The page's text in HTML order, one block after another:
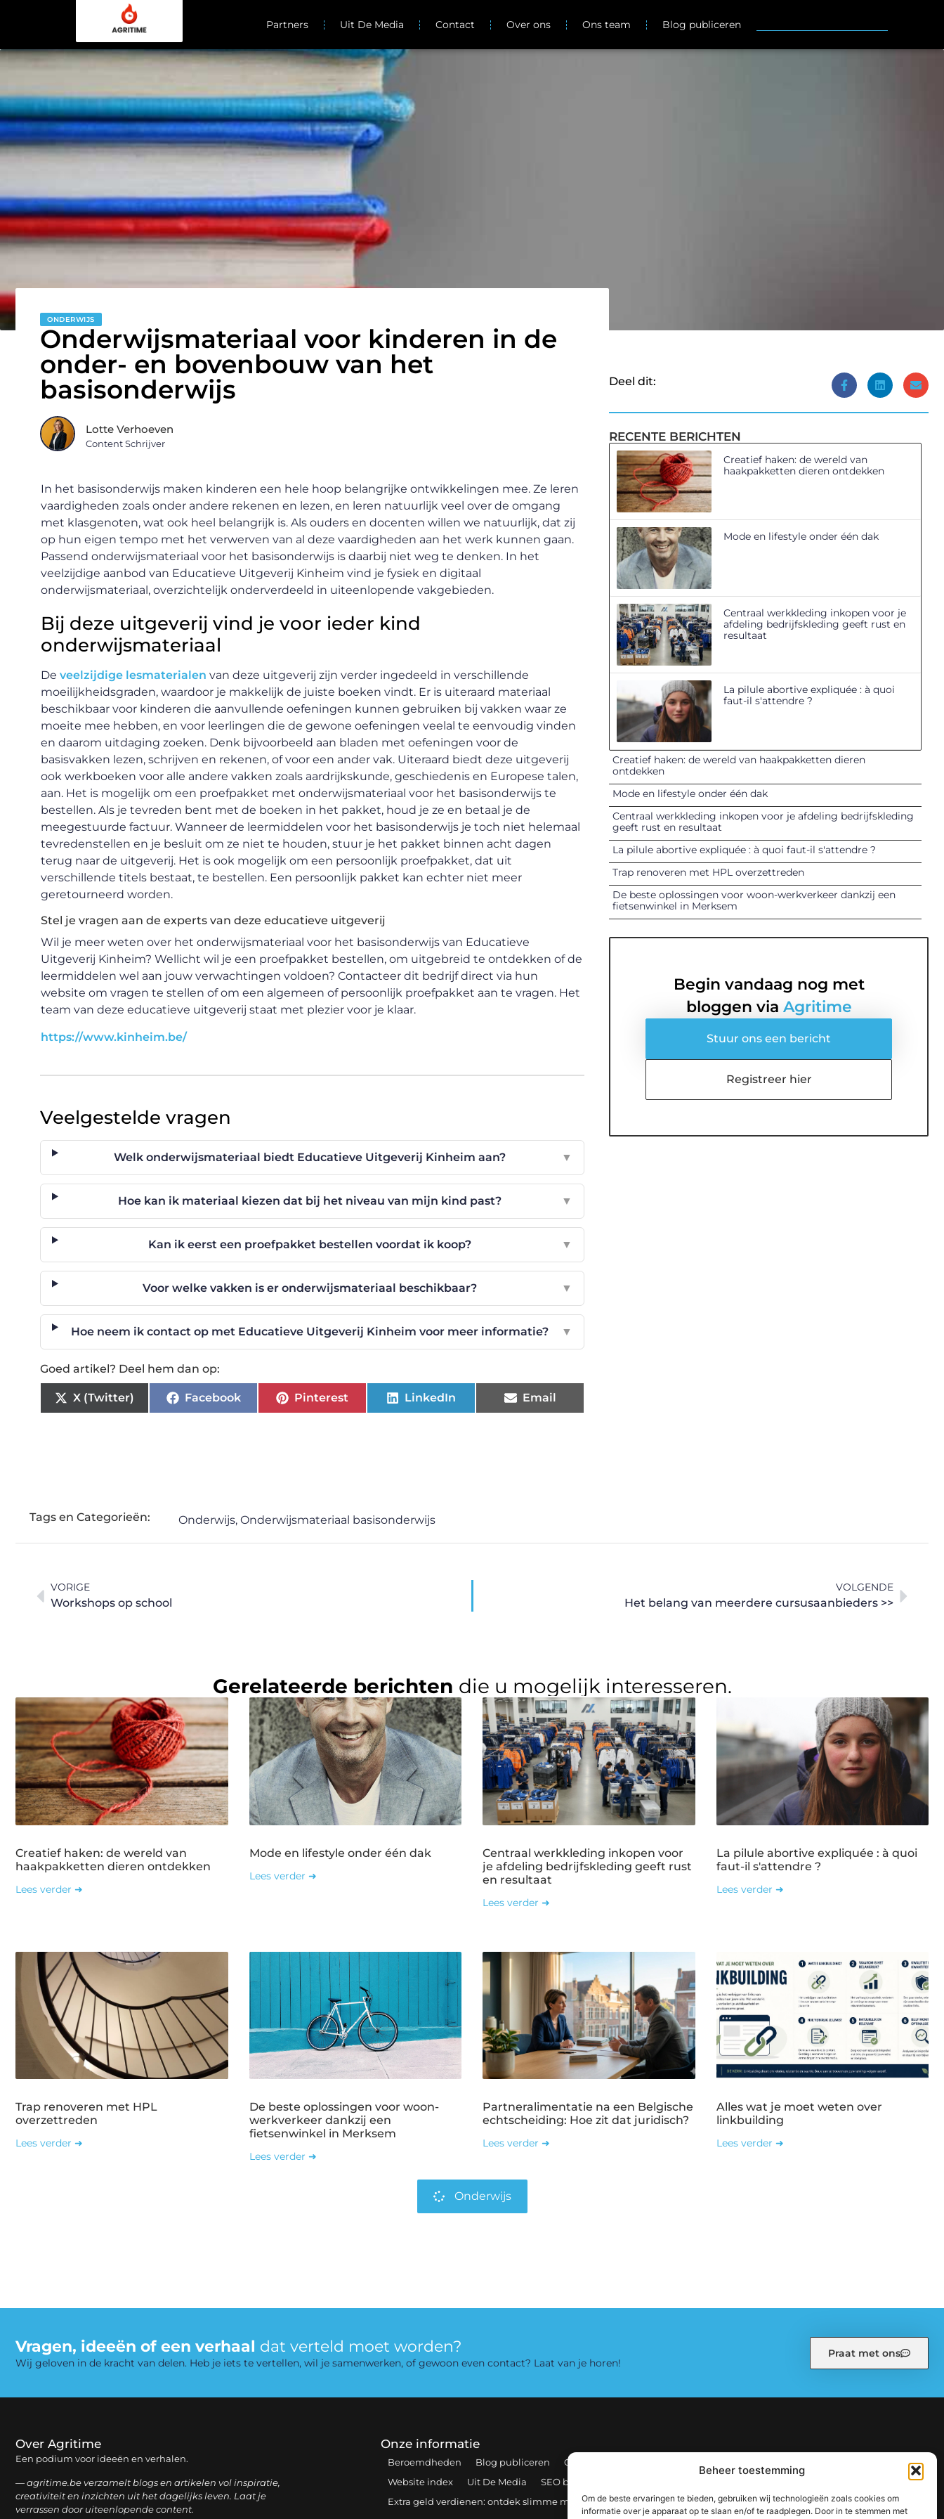
Beheer toestemming
Om de beste ervaringen te bieden, gebruiken wij technologieën zoals cookies om
informatie over je apparaat op te slaan en/of te raadplegen. Door in te stemmen met
Partners Uit De Media Contact Over ons Ons team Blog publiceren
ONDERWIJS
Onderwijsmateriaal voor kinderen in de
onder- en bovenbouw van het
basisonderwijs
Lotte Verhoeven
Content Schrijver
In het basisonderwijs maken kinderen een hele hoop belangrijke ontwikkelingen mee. Ze leren
vaardigheden zoals onder andere rekenen en lezen, en leren natuurlijk veel over de omgang
met klasgenoten, wat ook heel belangrijk is. Als ouders en docenten willen we natuurlijk, dat zij
op hun eigen tempo met het verwerven van al deze vaardigheden aan het werk kunnen gaan.
Passend onderwijsmateriaal voor het basisonderwijs is daarbij niet weg te denken. In het
veelzijdige aanbod van Educatieve Uitgeverij Kinheim vind je fysiek en digitaal
onderwijsmateriaal, overzichtelijk onderverdeeld in uiteenlopende vakgebieden.
Bij deze uitgeverij vind je voor ieder kind
onderwijsmateriaal
De veelzijdige lesmaterialen van deze uitgeverij zijn verder ingedeeld in verschillende
moeilijkheidsgraden, waardoor je makkelijk de juiste boeken vindt. Er is uiteraard materiaal
beschikbaar voor kinderen die aanvullende oefeningen kunnen gebruiken bij vakken waar ze
moeite mee hebben, en voor leerlingen die de gewone oefeningen veelal te eenvoudig vinden
en daarom uitdaging zoeken. Denk bijvoorbeeld aan bladen met oefeningen voor de
basisvakken lezen, schrijven en rekenen, of voor een ander vak. Uiteraard biedt deze uitgeverij
ook werkboeken voor alle andere vakken zoals aardrijkskunde, geschiedenis en Europese talen,
aan. Het is mogelijk om een proefpakket met onderwijsmateriaal voor het basisonderwijs te
bestellen. Als je tevreden bent met de boeken in het pakket, houd je ze en betaal je de
meegestuurde factuur. Wanneer de leermiddelen voor het basisonderwijs je toch niet helemaal
tevredenstellen en je besluit om ze niet te houden, stuur je het pakket binnen acht dagen
terug naar de uitgeverij. Het is ook mogelijk om een persoonlijk proefpakket, dat uit
verschillende titels bestaat, te bestellen. Een persoonlijk pakket kan echter niet meer
geretourneerd worden.
Stel je vragen aan de experts van deze educatieve uitgeverij
Wil je meer weten over het onderwijsmateriaal voor het basisonderwijs van Educatieve
Uitgeverij Kinheim? Wellicht wil je een proefpakket bestellen, om uitgebreid te ontdekken of de
leermiddelen wel aan jouw verwachtingen voldoen? Contacteer dit bedrijf direct via hun
website om vragen te stellen of om een algemeen of persoonlijk proefpakket aan te vragen. Het
team van deze educatieve uitgeverij staat met plezier voor je klaar.
https://www.kinheim.be/
Veelgestelde vragen
Welk onderwijsmateriaal biedt Educatieve Uitgeverij Kinheim aan? ▼
Hoe kan ik materiaal kiezen dat bij het niveau van mijn kind past? ▼
Kan ik eerst een proefpakket bestellen voordat ik koop? ▼
Voor welke vakken is er onderwijsmateriaal beschikbaar? ▼
Hoe neem ik contact op met Educatieve Uitgeverij Kinheim voor meer informatie? ▼
Goed artikel? Deel hem dan op:
X (Twitter) Facebook Pinterest LinkedIn Email
Deel dit:
RECENTE BERICHTEN
Creatief haken: de wereld van
haakpakketten dieren ontdekken
Mode en lifestyle onder één dak
Centraal werkkleding inkopen voor je
afdeling bedrijfskleding geeft rust en
resultaat
La pilule abortive expliquée : à quoi
faut-il s'attendre ?
Creatief haken: de wereld van haakpakketten dieren
ontdekken
Mode en lifestyle onder één dak
Centraal werkkleding inkopen voor je afdeling bedrijfskleding
geeft rust en resultaat
La pilule abortive expliquée : à quoi faut-il s'attendre ?
Trap renoveren met HPL overzettreden
De beste oplossingen voor woon-werkverkeer dankzij een
fietsenwinkel in Merksem
Begin vandaag nog met
bloggen via Agritime
Stuur ons een bericht
Registreer hier
Tags en Categorieën: Onderwijs, Onderwijsmateriaal basisonderwijs
VORIGE
Workshops op school
VOLGENDE
Het belang van meerdere cursusaanbieders >>
Gerelateerde berichten die u mogelijk interesseren.
Creatief haken: de wereld van
haakpakketten dieren ontdekken
Lees verder ➜
Mode en lifestyle onder één dak
Lees verder ➜
Centraal werkkleding inkopen voor
je afdeling bedrijfskleding geeft rust
en resultaat
Lees verder ➜
La pilule abortive expliquée : à quoi
faut-il s'attendre ?
Lees verder ➜
Trap renoveren met HPL
overzettreden
Lees verder ➜
De beste oplossingen voor woon-
werkverkeer dankzij een
fietsenwinkel in Merksem
Lees verder ➜
Partneralimentatie na een Belgische
echtscheiding: Hoe zit dat juridisch?
Lees verder ➜
Alles wat je moet weten over
linkbuilding
Lees verder ➜
Onderwijs
Vragen, ideeën of een verhaal dat verteld moet worden?
Wij geloven in de kracht van delen. Heb je iets te vertellen, wil je samenwerken, of gewoon even contact? Laat van je horen!
Praat met ons
Over Agritime
Een podium voor ideeën en verhalen.
— agritime.be verzamelt blogs en artikelen vol inspiratie,
creativiteit en inzichten uit het dagelijks leven. Laat je
verrassen door uiteenlopende content.
Onze informatie
Beroemdheden Blog publiceren Contact
Website index
Uit De Media
SEO backlinks kopen: zo bouw je stap voor stap aan een sterke online autoriteit
Extra geld verdienen: ontdek slimme manieren om jouw inkomen te vergroten